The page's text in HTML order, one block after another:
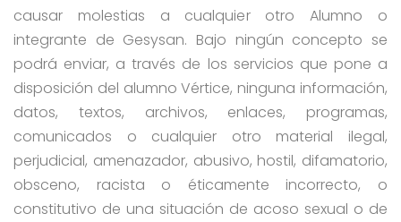
causar molestias a cualquier otro Alumno o
integrante de Gesysan. Bajo ningún concepto se
podrá enviar, a través de los servicios que pone a
disposición del alumno Vértice, ninguna información,
datos, textos, archivos, enlaces, programas,
comunicados o cualquier otro material ilegal,
perjudicial, amenazador, abusivo, hostil, difamatorio,
obsceno, racista o éticamente incorrecto, o
constitutivo de una situación de acoso sexual o de